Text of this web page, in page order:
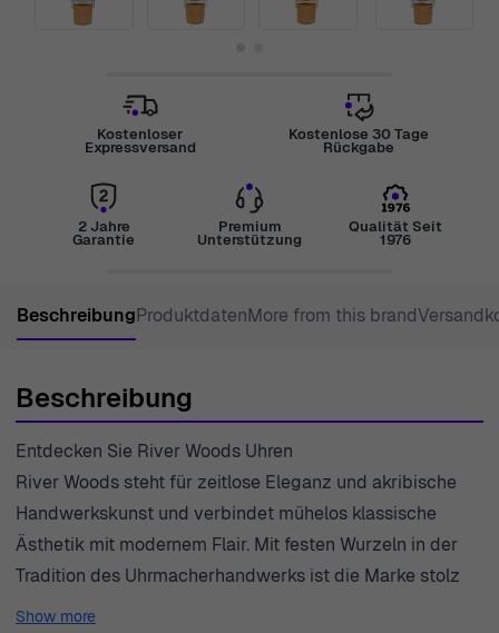
Kostenloser
Expressversand
Kostenlose 30 Tage
Rückgabe
2 Jahre
Garantie
Premium
Unterstützung
Qualität Seit
1976
BeschreibungProduktdatenMore from this brand
Beschreibung
Entdecken Sie River Woods Uhren
River Woods steht für zeitlose Eleganz und akribische
Handwerkskunst und verbindet mühelos klassische
Ästhetik mit modernem Flair. Mit festen Wurzeln in der
Tradition des Uhrmacherhandwerks ist die Marke stolz
darauf, Stücke zu schaffen, die nicht nur funktionell,
Show more